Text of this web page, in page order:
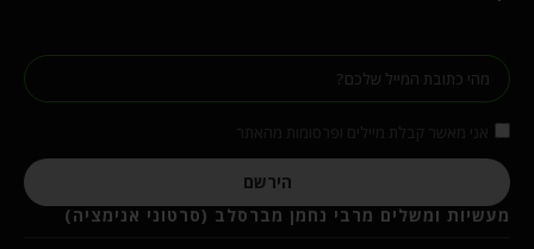
הירשם
מעשיות ומשלים מרבי נחמן מברסלב (סרטוני אנימציה)